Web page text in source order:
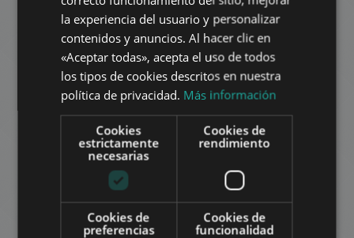
BUDAPEST XII. KERÜLET, MÁRTONVÖLGY UTCA
La renta:797.540 HUF
Distrito 12 • 2 dormitorios • 103 m
AÑADIR A LA LISTA
HUNGARIAN
FRENCH
SPANISH
RUSSIAN
la experiencia del usuario y personalizar
contenidos y anuncios. Al hacer clic en
«Aceptar todas», acepta el uso de todos
los tipos de cookies descritos en nuestra
política de privacidad. Más información
Cookies
estrictamente
necesarias
Cookies de
rendimiento
Cookies de
preferencias
Cookies de
funcionalidad